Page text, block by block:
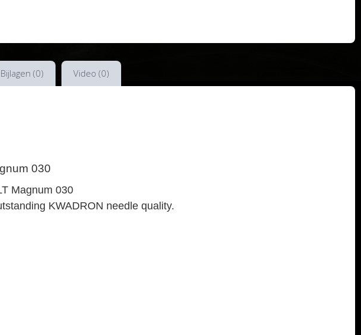
Bijlagen (0) Video (0)
030
Magnum 030
KWADRON needle quality.